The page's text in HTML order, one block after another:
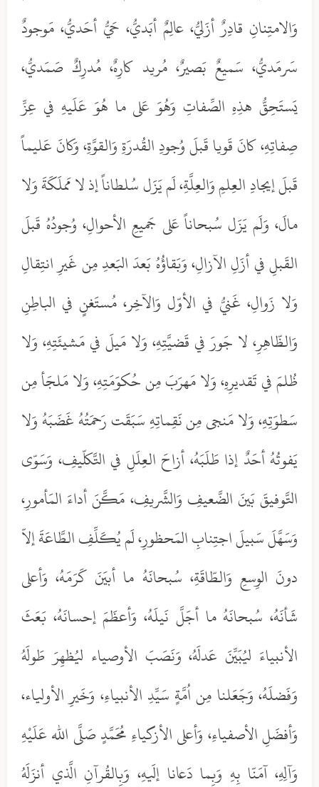
وَالامتِنانِ قادِرٌ أزَليُّ، عالِمٌ أبَديُّ، حَيُّ أحَديُّ، مَوجودٌ
سَرمَديُّ، سَميعٌ بَصيرٌ، مُريد كارِهٌ، مُدرِكٌ صَمَديُّ،
يَستَحِقُّ هذِهِ الصِّفاتِ وَهُوَ عَلى ما هُوَ عَلَيهِ في عِزِّ
صِفاتِهِ، كانَ قَويا قَبلَ وُجودِ القُدرَةِ وَالقوَّةِ، وَكانَ عَليماً
قَبلَ إيجادِ العِلمِ وَالعِلَّةِ، لَم يَزَل سُلطاناً إذ لا مَملَكَةَ وَلا
مالَ، وَلَم يَزَل سُبحاناً عَلى جَميعِ الأحوالِ، وُجودُهُ قَبلَ
القَبلِ في أزَلِ الآزالِ، وَبَقاؤُهُ بَعدَ البَعدِ مِن غَيرِ انتِقالِ
وَلا زَوالِ، غَنيُّ في الأوّل وَالآخِر، مُستَغنٍ في الباطِنِ
وَالظّاهِرِ، لا جَورَ في قَضيَّتِهِ، وَلا مَيلَ في مَشيئَتِهِ، وَلا
ظُلمَ في تَقديرِهِ، وَلا مَهرَبَ مِن حُكوَمَتِهِ، وَلا مَلجَأ مِن
سَطوَتِهِ، وَلا مَنجى مِن نَقِماتِهِ سَبَقَت رَحمَتُهُ غَضَبَهُ وَلا
يَفوتُهُ أحَدٌ إذا طَلَبَهُ، أزاحَ العِلَلِ في التَّكلّيفِ، وَسَوّى
التَّوفيقَ بَينَ الضَّعيفِ وَالشَّريفِ، مَكَّنَ أداءَ المَأمورِ،
وَسَهَّلَ سَبيلَ اجتِنابِ المَحظورِ، لَم يُكَلِّفِ الطَّاعَةَ إلاّ
دونَ الوِسعِ وَالطّاقَةِ، سُبحانَهُ ما أبيَنَ كَرَمَهُ، وَأعلى
شَأنَهُ، سُبحانَهُ ما أجَلَّ نَيلَهُ، وَأعظَمَ إحسانَهُ، بَعَثَ
الأنبياءَ ليُبَيِّنَ عَدلَهُ، وَنَصَبَ الأوصياء ليُظهِرَ طَولَهُ
وَفَضلَهُ، وَجَعَلنا مِن اُمَّةٍ سَيِّدِ الأنبياءِ، وَخَيرِ الأولياء،
وَأفضَلِ الأصفياءِ، وَأعلى الأزكياءِ مُحَمَّدٍ صَلَّى الله عَلَيْهِ
وَآلِهِ، آمَنّا بِهِ وَبِما دَعانا إلَيهِ، وَبِالقُرآنِ الَّذي أنزَلَهُ